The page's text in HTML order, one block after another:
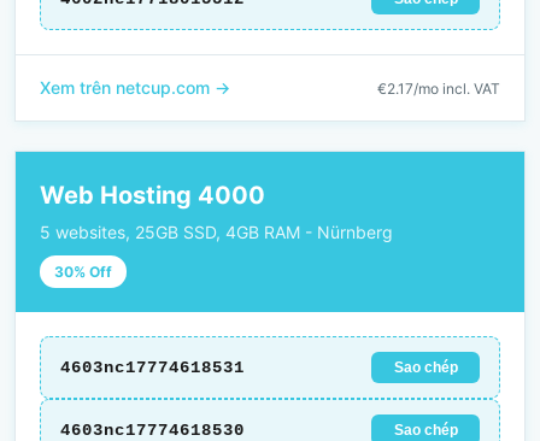
Xem trên netcup.com → €2.17/mo incl. VAT
Web Hosting 4000
5 websites, 25GB SSD, 4GB RAM - Nürnberg
30% Off
4603nc17774618531 Sao chép
4603nc17774618530 Sao chép